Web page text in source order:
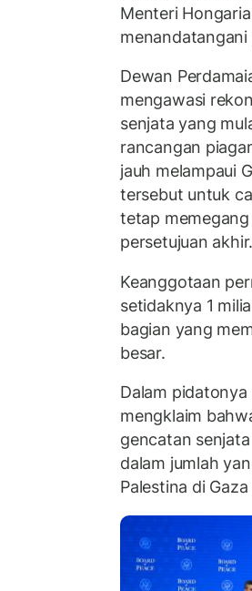
Menteri
Dewan
mengawasi
senjata yang
rancangan
jauh melampaui
tersebut untuk
tetap
persetujuan akhir.
Keanggotaan
setidaknya 1
bagian yang
besar.
Dalam
mengklaim
gencatan
dalam jumlah
Palestina di